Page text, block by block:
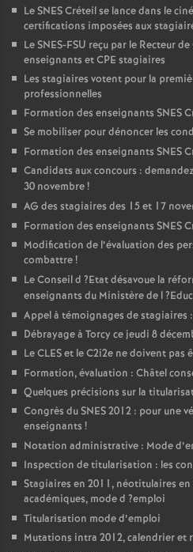
LeSNESCréteil se lance dans le
certifications imposées aux
LeSNES-FSU reçu par le Recteur
enseignants etCPE stagiaires
Les stagiaires votent pour la
professionnelles
Formation des enseignants SNES
Se mobiliser pour dénoncer les
Formation des enseignants SNES
Candidats aux concours :
30 novembre!
AG des stagiaires des 15 et 17
Formation des enseignants SNES
Modification de l’évaluation des
combattre!
Le Conseil d ?Etat désavoue la
enseignants du Ministère de l
Appel à témoignages de stagiaires :
Débrayage à Torcy ce jeudi 8
LeCLESet le C2i2e ne doivent pas
Formation, évaluation : Châtel
Quelques précisions sur la
Congrès duSNES2012 : pour une
enseignants !
Notation administrative : Mode
Inspection de titularisation : les
Stagiaires en 2011, néotitulaires
académiques, mode d ?emploi
Titularisation mode d’emploi
Mutations intra 2012, calendrier et